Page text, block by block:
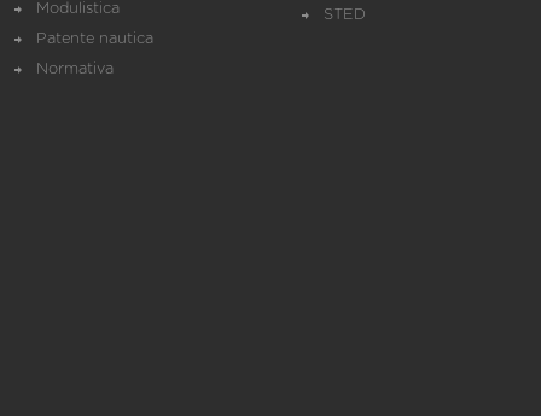
Modulistica
Patente nautica
Normativa
STED